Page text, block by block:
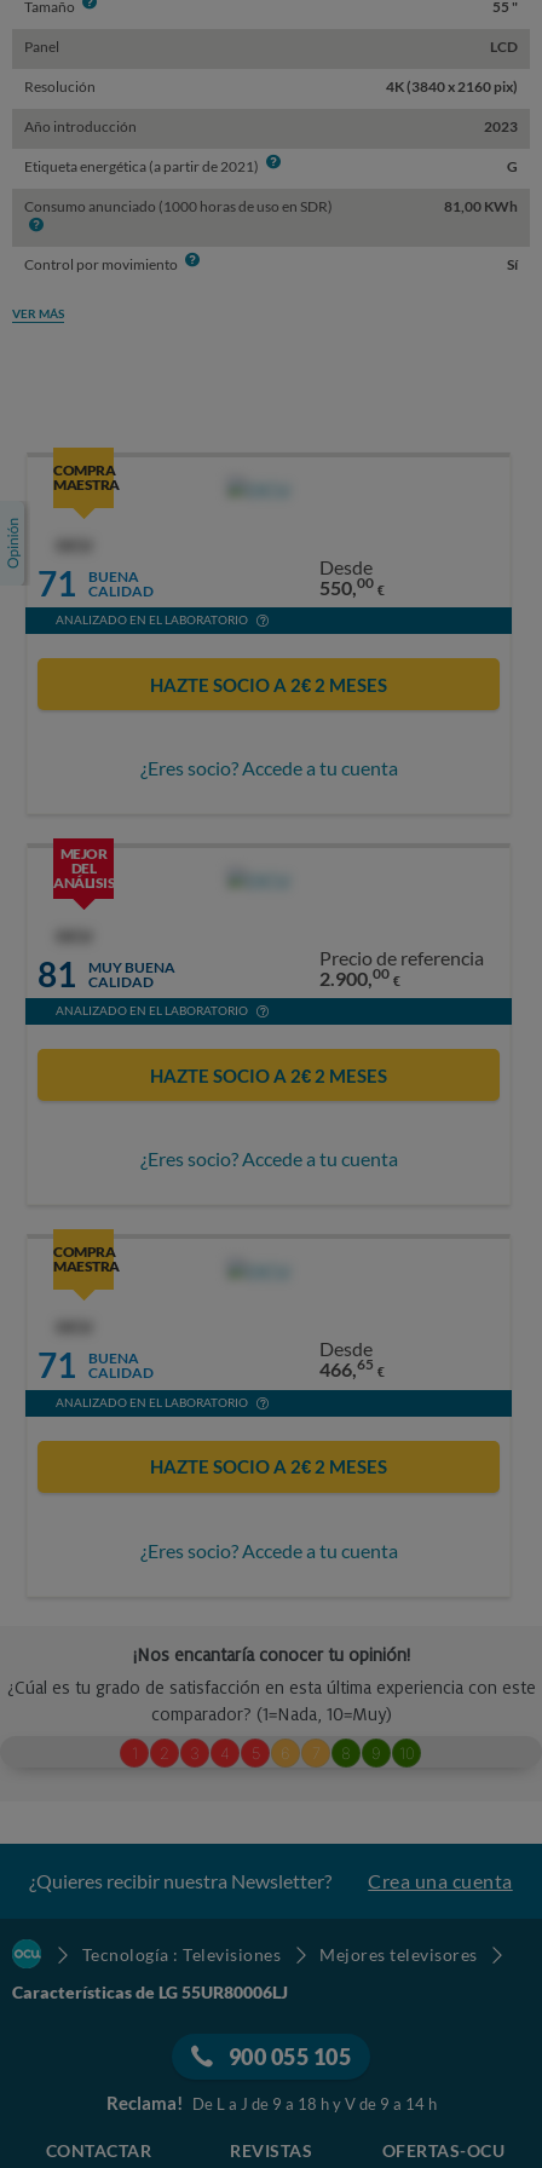
Tamaño Info 55 "
Panel LCD
Resolución 4K (3840 x 2160 pix)
Año introducción 2023
Etiqueta energética (a partir de 2021) Info G
Consumo anunciado (1000 horas de uso en SDR)
Info
81,00 KWh
Control por movimiento Info Sí
VER MÁS
COMPRA
MAESTRA
71
BUENA
CALIDAD
Desde
550,00 €
ANALIZADO EN EL LABORATORIO
HAZTE SOCIO A 2€ 2 MESES
¿Eres socio? Accede a tu cuenta
MEJOR
DEL
ANÁLISIS
81
MUY BUENA
CALIDAD
Precio de referencia
2.900,00 €
ANALIZADO EN EL LABORATORIO
HAZTE SOCIO A 2€ 2 MESES
¿Eres socio? Accede a tu cuenta
COMPRA
MAESTRA
71
BUENA
CALIDAD
Desde
466,65 €
ANALIZADO EN EL LABORATORIO
HAZTE SOCIO A 2€ 2 MESES
¿Eres socio? Accede a tu cuenta
¿Quieres recibir nuestra Newsletter? Crea una cuenta
Tecnología : Televisiones
Mejores televisores
Características de LG 55UR80006LJ
900 055 105
Reclama! De L a J de 9 a 18 h y V de 9 a 14 h
CONTACTAR REVISTAS OFERTAS-OCU